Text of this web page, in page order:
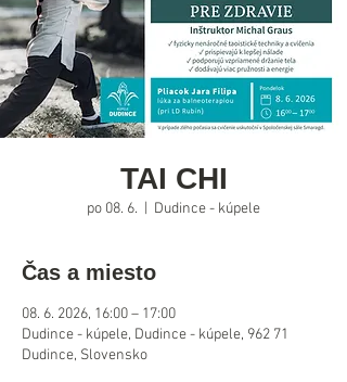
TAI CHI
po 08. 6. Dudince - kúpele
Čas a miesto
08. 6. 2026, 16:00 – 17:00
Dudince - kúpele, Dudince - kúpele, 962 71
Dudince, Slovensko